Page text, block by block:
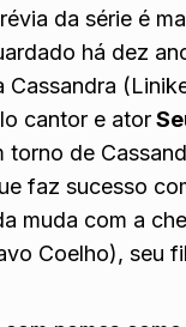
da série é
há dez
Cassandra
cantor e ator
torno de
faz sucesso
muda com a
Coelho), seu